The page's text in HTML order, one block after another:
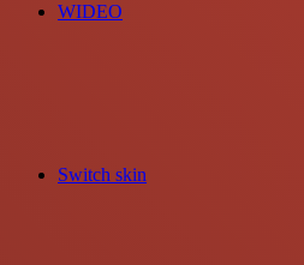
WIDEO
Switch skin